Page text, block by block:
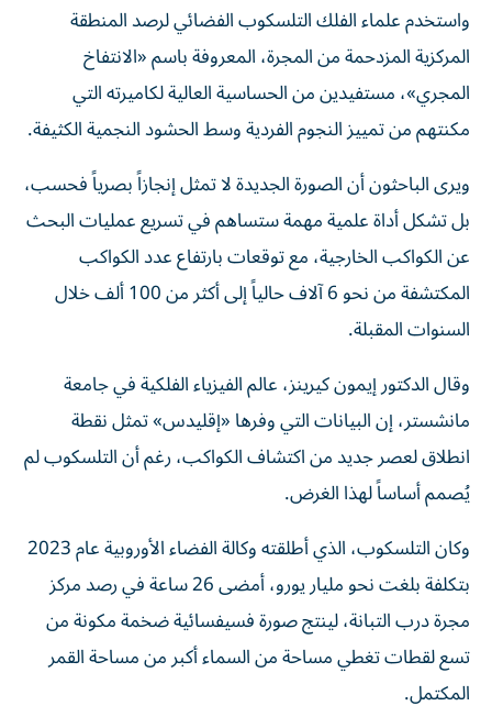
واستخدم علماء الفلك التلسكوب الفضائي لرصد المنطقة
المركزية المزدحمة من المجرة، المعروفة باسم «الانتفاخ
المجري»، مستفيدين من الحساسية العالية لكاميرته التي
مكنتهم من تمييز النجوم الفردية وسط الحشود النجمية الكثيفة.
ويرى الباحثون أن الصورة الجديدة لا تمثل إنجازاً بصرياً فحسب،
بل تشكل أداة علمية مهمة ستساهم في تسريع عمليات البحث
عن الكواكب الخارجية، مع توقعات بارتفاع عدد الكواكب
المكتشفة من نحو 6 آلاف حالياً إلى أكثر من 100 ألف خلال
السنوات المقبلة.
وقال الدكتور إيمون كيرينز، عالم الفيزياء الفلكية في جامعة
مانشستر، إن البيانات التي وفرها «إقليدس» تمثل نقطة
انطلاق لعصر جديد من اكتشاف الكواكب، رغم أن التلسكوب لم
يُصمم أساساً لهذا الغرض.
وكان التلسكوب، الذي أطلقته وكالة الفضاء الأوروبية عام 2023
بتكلفة بلغت نحو مليار يورو، أمضى 26 ساعة في رصد مركز
مجرة درب التبانة، لينتج صورة فسيفسائية ضخمة مكونة من
تسع لقطات تغطي مساحة من السماء أكبر من مساحة القمر
المكتمل.